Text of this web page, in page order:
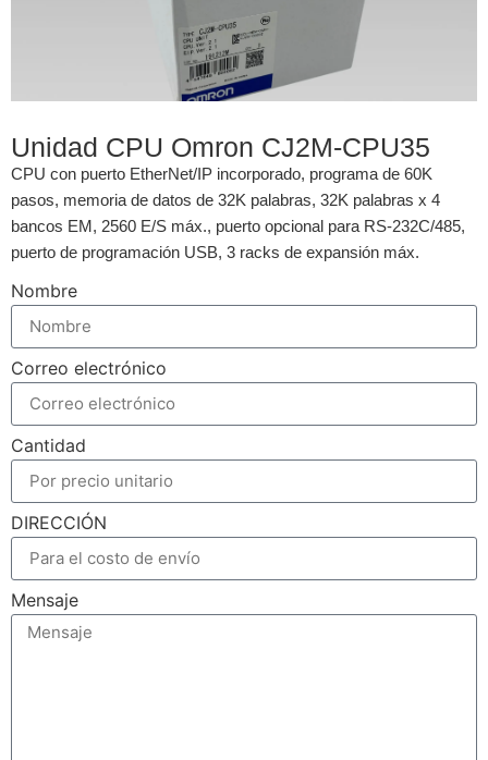
Unidad CPU Omron CJ2M-CPU35
CPU con puerto EtherNet/IP incorporado, programa de 60K
pasos, memoria de datos de 32K palabras, 32K palabras x 4
bancos EM, 2560 E/S máx., puerto opcional para RS-232C/485,
puerto de programación USB, 3 racks de expansión máx.
Nombre
Correo electrónico
Cantidad
DIRECCIÓN
Mensaje